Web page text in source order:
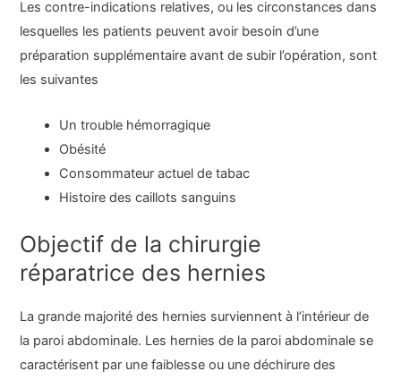
Les contre-indications relatives, ou les circonstances dans
lesquelles les patients peuvent avoir besoin d’une
préparation supplémentaire avant de subir l’opération, sont
les suivantes
Un trouble hémorragique
Obésité
Consommateur actuel de tabac
Histoire des caillots sanguins
Objectif de la chirurgie
réparatrice des hernies
La grande majorité des hernies surviennent à l’intérieur de
la paroi abdominale. Les hernies de la paroi abdominale se
caractérisent par une faiblesse ou une déchirure des